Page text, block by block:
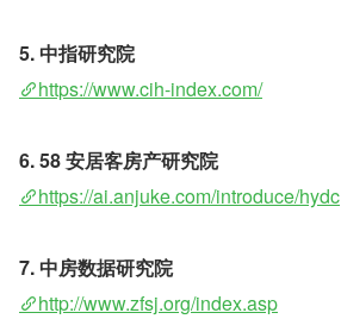
5. 中指研究院
https://www.cih-index.com/
6. 58 安居客房产研究院
https://ai.anjuke.com/introduce/hydc
7. 中房数据研究院
http://www.zfsj.org/index.asp